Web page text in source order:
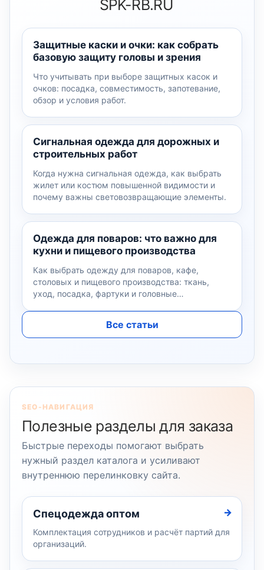
SPK-RB.RU
Защитные каски и очки: как собрать
базовую защиту головы и зрения
Что учитывать при выборе защитных касок и
очков: посадка, совместимость, запотевание,
обзор и условия работ.
Сигнальная одежда для дорожных и
строительных работ
Когда нужна сигнальная одежда, как выбрать
жилет или костюм повышенной видимости и
почему важны световозвращающие элементы.
Одежда для поваров: что важно для
кухни и пищевого производства
Как выбрать одежду для поваров, кафе,
столовых и пищевого производства: ткань,
уход, посадка, фартуки и головные…
Все статьи
SEO-НАВИГАЦИЯ
Полезные разделы для заказа
Быстрые переходы помогают выбрать
нужный раздел каталога и усиливают
внутреннюю перелинковку сайта.
Спецодежда оптом
Комплектация сотрудников и расчёт партий для
организаций.